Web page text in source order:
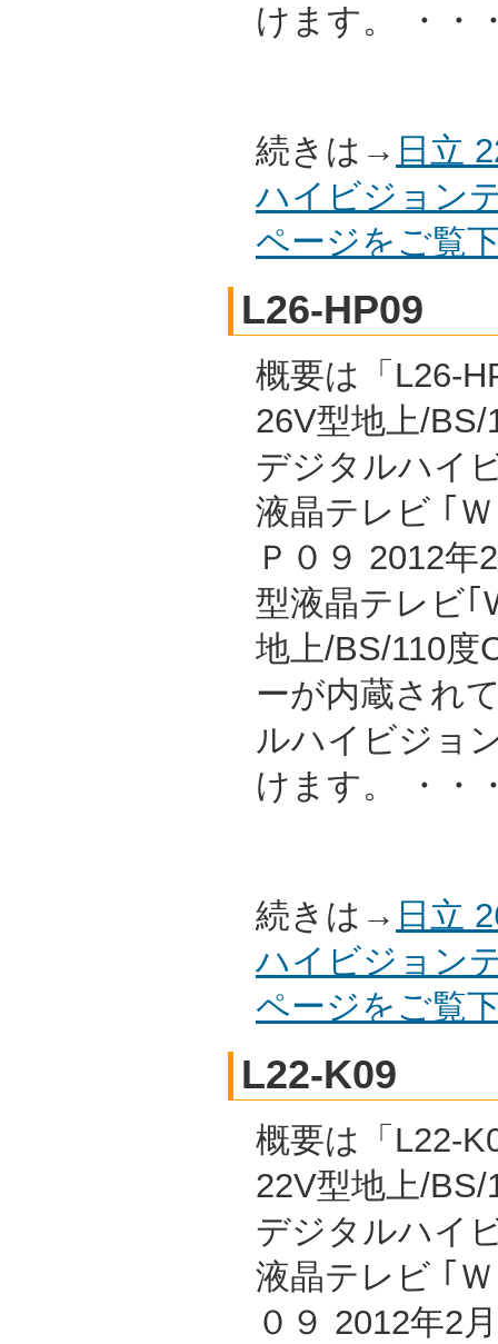
けます。 ・・
続きは→ 日立
ハイビジョン
ページをご覧
L26-HP09
概要は「L26-
26V型地上/BS/
デジタルハイ
液晶テレビ ｢
Ｐ０９ 2012年
型液晶テレビ｢
地上/BS/110度
ーが内蔵され
ルハイビジョ
けます。 ・・
続きは→ 日立
ハイビジョン
ページをご覧
L22-K09
概要は「L22-
22V型地上/BS/
デジタルハイ
液晶テレビ ｢
０９ 2012年2